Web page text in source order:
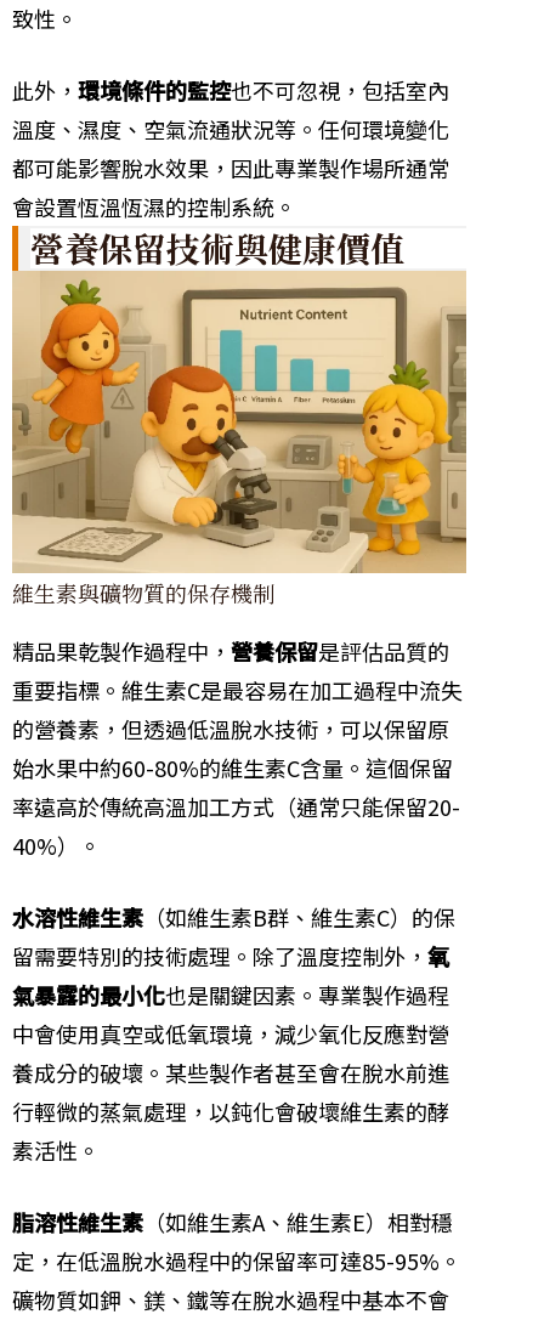
致性。
此外， 環境條件的監控也不可忽視，包括室內
溫度、濕度、空氣流通狀況等。任何環境變化
都可能影響脫水效果，因此專業製作場所通常
會設置恆溫恆濕的控制系統。
營養保留技術與健康價值
維生素與礦物質的保存機制
精品果乾製作過程中， 營養保留是評估品質的
重要指標。維生素C是最容易在加工過程中流失
的營養素，但透過低溫脫水技術，可以保留原
始水果中約60-80%的維生素C含量。這個保留
率遠高於傳統高溫加工方式（通常只能保留20-
40%）。
水溶性維生素 （如維生素B群、維生素C）的保
留需要特別的技術處理。除了溫度控制外， 氧
氣暴露的最小化也是關鍵因素。專業製作過程
中會使用真空或低氧環境，減少氧化反應對營
養成分的破壞。某些製作者甚至會在脫水前進
行輕微的蒸氣處理，以鈍化會破壞維生素的酵
素活性。
脂溶性維生素 （如維生素A、維生素E）相對穩
定，在低溫脫水過程中的保留率可達85-95%。
礦物質如鉀、鎂、鐵等在脫水過程中基本不會